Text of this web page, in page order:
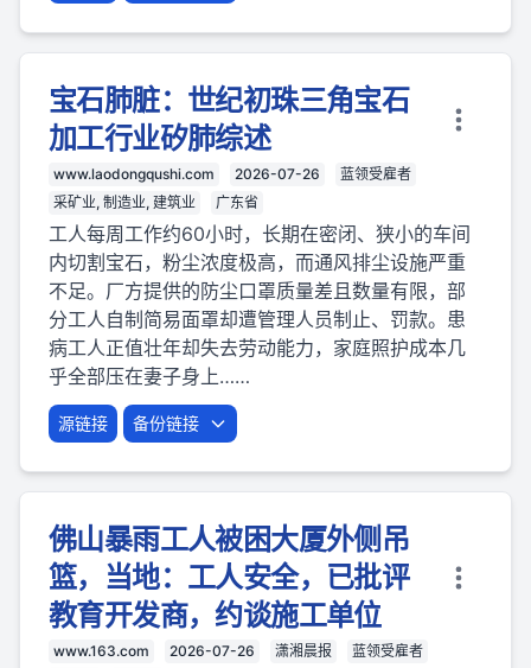
宝石肺脏：世纪初珠三角宝石
加工行业矽肺综述
www.laodongqushi.com 2026-07-26
蓝领受雇者
采矿业, 制造业, 建筑业
广东省
工人每周工作约60小时，长期在密闭、狭小的车间
内切割宝石，粉尘浓度极高，而通风排尘设施严重
不足。厂方提供的防尘口罩质量差且数量有限，部
分工人自制简易面罩却遭管理人员制止、罚款。患
病工人正值壮年却失去劳动能力，家庭照护成本几
乎全部压在妻子身上……
源链接 备份链接
佛山暴雨工人被困大厦外侧吊
篮，当地：工人安全，已批评
教育开发商，约谈施工单位
www.163.com 2026-07-26 潇湘晨报
蓝领受雇者